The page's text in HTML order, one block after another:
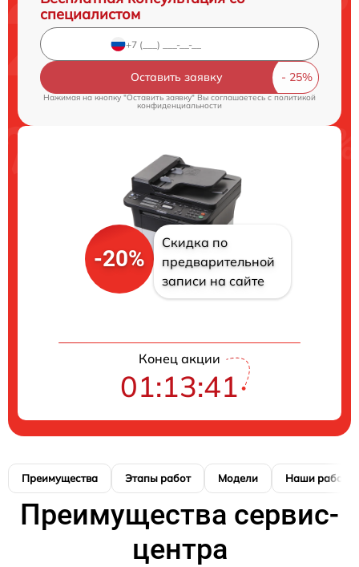
специалистом
Оставить заявку
Нажимая на кнопку "Оставить заявку" Вы соглашаетесь c политикой
конфиденциальности
-20%
Скидка по
предварительной
записи на сайте
Конец акции
01:13:40
Преимущества Этапы работ Модели Наши работы
Преимущества сервис-
центра